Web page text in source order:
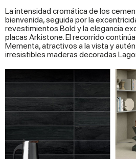
La intensidad cromática de los
bienvenida, seguida por la
revestimientos Bold y la elegancia
placas Arkistone. El recorrido
Mementa, atractivos a la vista y
irresistibles maderas decoradas